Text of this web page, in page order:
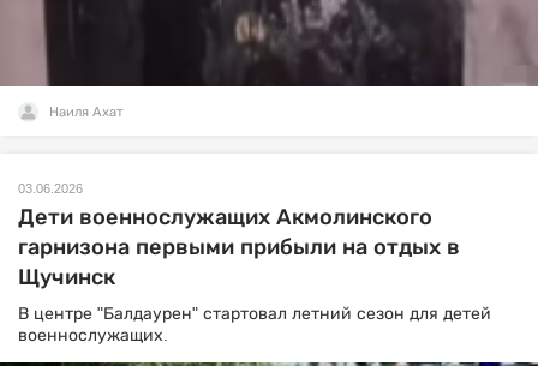
Наиля Ахат
03.06.2026
Дети военнослужащих Акмолинского
гарнизона первыми прибыли на отдых в
Щучинск
В центре "Балдаурен" стартовал летний сезон для детей
военнослужащих.